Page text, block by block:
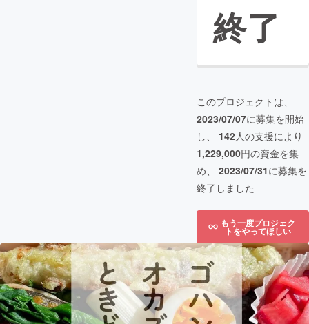
終了
このプロジェクトは、
2023/07/07に募集を開始
し、 142人の支援により
1,229,000円の資金を集
め、 2023/07/31に募集を
終了しました
もう一度プロジェク
トをやってほしい